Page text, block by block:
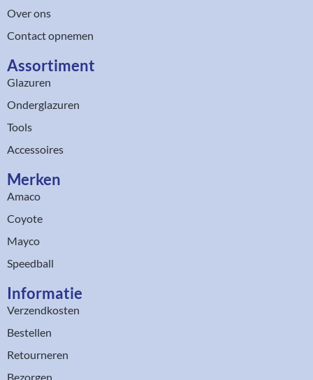
Over ons
Contact opnemen
Assortiment​
Glazuren
Onderglazuren
Tools
Accessoires
Merken
Amaco
Coyote
Mayco
Speedball
Informatie
Verzendkosten
Bestellen
Retourneren
Bezorgen